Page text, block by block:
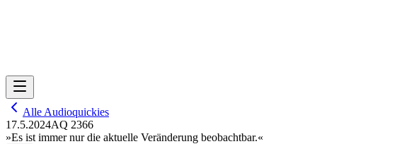
Alle Audioquickies
17.5.2024AQ 2366
»Es ist immer nur die aktuelle Veränderung beobachtbar.«